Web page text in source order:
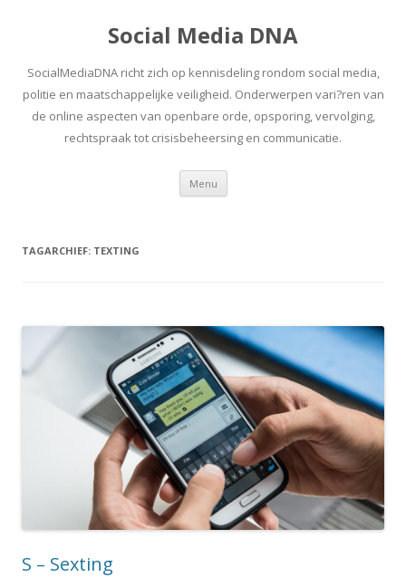
Social Media DNA
SocialMediaDNA richt zich op kennisdeling rondom social media,
politie en maatschappelijke veiligheid. Onderwerpen vari?ren van
de online aspecten van openbare orde, opsporing, vervolging,
rechtspraak tot crisisbeheersing en communicatie.
Menu Spring
inhoud
TAGARCHIEF: TEXTING
S – Sexting